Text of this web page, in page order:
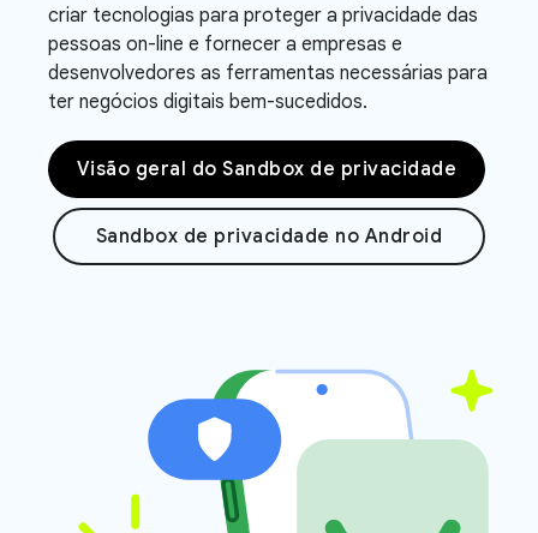
criar tecnologias para proteger a privacidade das
pessoas on-line e fornecer a empresas e
desenvolvedores as ferramentas necessárias para
ter negócios digitais bem-sucedidos.
Visão geral do Sandbox de privacidade
Sandbox de privacidade no Android